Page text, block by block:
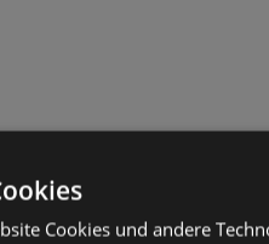
Cookies und andere